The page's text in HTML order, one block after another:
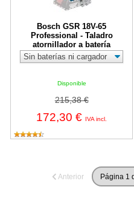
Bosch GSR 18V-65
Professional - Taladro
atornillador a batería
Disponible
215,38 €
172,30 € IVA incl.
Anterior